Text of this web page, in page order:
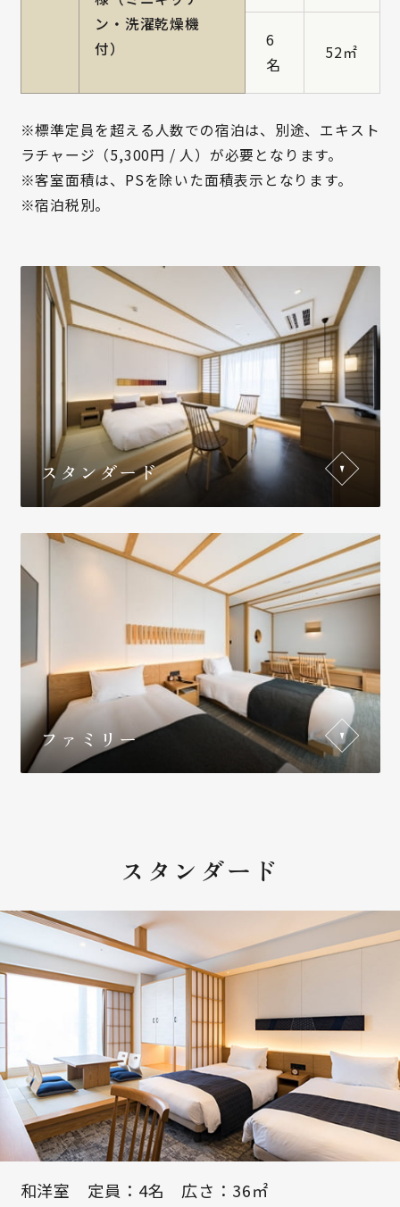
ン・洗濯乾燥機
付）
6
名
52㎡
※標準定員を超える人数での宿泊は、別途、エキスト
ラチャージ（5,300円 / 人）が必要となります。
※客室面積は、PSを除いた面積表示となります。
※宿泊税別。
スタンダード
ファミリー
スタンダード
和洋室 定員：4名 広さ：36㎡